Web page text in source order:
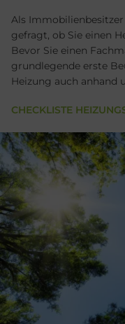
Als
gefragt, ob Sie einen
Bevor Sie einen
grundlegende erste
Heizung auch anhand
CHECKLISTE